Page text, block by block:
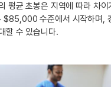
평균 초봉은 지역에 따라 차이
수준에서 시작하며,
할 수 있습니다.